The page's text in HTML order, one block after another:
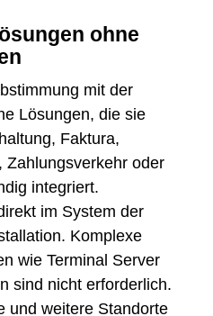
ohne
mit der
Lösungen, die sie
Faktura,
Zahlungsverkehr oder
integriert.
im System der
Komplexe
wie Terminal Server
sind nicht erforderlich.
und weitere Standorte